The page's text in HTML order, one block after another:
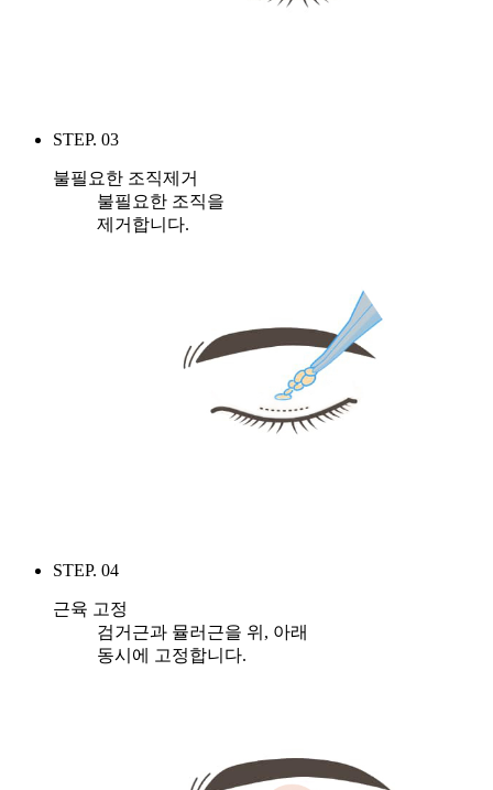
STEP. 03
불필요한 조직제거
불필요한 조직을
제거합니다.
STEP. 04
근육 고정
검거근과 뮬러근을 위, 아래
동시에 고정합니다.